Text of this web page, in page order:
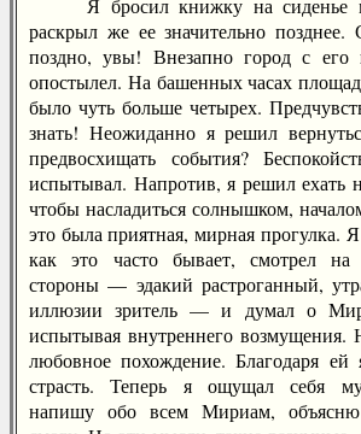
Я бросил книжку на сиденье
раскрыл же ее значительно
поздно, увы! Внезапно город с его
опостылел. На башенных часах
было чуть больше четырех.
знать! Неожиданно я решил
предвосхищать события?
испытывал. Напротив, я решил ехать
чтобы насладиться солнышком,
это была приятная, мирная прогулка.
как это часто бывает, смотрел на
стороны — эдакий растроганный,
иллюзии зритель — и думал о
испытывая внутреннего возмущения.
любовное похождение. Благодаря ей
страсть. Теперь я ощущал себя
напишу обо всем Мириам,